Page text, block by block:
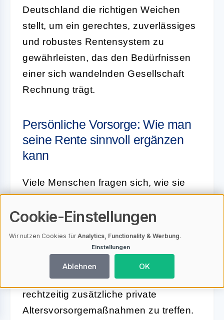
Deutschland die richtigen Weichen
stellt, um ein gerechtes, zuverlässiges
und robustes Rentensystem zu
gewährleisten, das den Bedürfnissen
einer sich wandelnden Gesellschaft
Rechnung trägt.
Persönliche Vorsorge: Wie man
seine Rente sinnvoll ergänzen
kann
Viele Menschen fragen sich, wie sie
ihre gesetzliche Rente sinnvoll
ergänzen können, um im Alter
Angesichts der aktuellen
Herausforderungen des
Rentensystems ist es ratsam,
rechtzeitig zusätzliche private
Altersvorsorgemaßnahmen zu treffen.
Cookie-Einstellungen
Wir nutzen Cookies fürAnalytics, Functionality & Werbung.
Einstellungen
Ablehnen OK